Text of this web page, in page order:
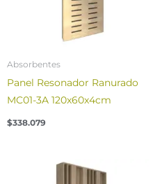
Absorbentes
Panel Resonador Ranurado
MC01-3A 120x60x4cm
$338.079